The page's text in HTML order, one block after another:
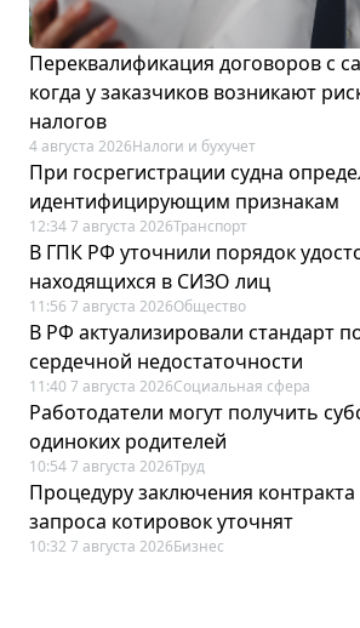
Переквалификация договоров с
когда у заказчиков возникают
налогов
4 августа 2026Налоги и бухучет
При госрегистрации судна
идентифицирующим признакам
12:34 7 августа 2026Транспорт
В ГПК РФ уточнили порядок
находящихся в СИЗО лиц
11:56 7 августа 2026Общество
В РФ актуализировали стандарт
сердечной недостаточности
11:40 7 августа 2026Социальная сфера
Работодатели могут получить
одиноких родителей
10:54 7 августа 2026Труд
Процедуру заключения
запроса котировок уточнят
10:32 7 августа 2026Бизнес